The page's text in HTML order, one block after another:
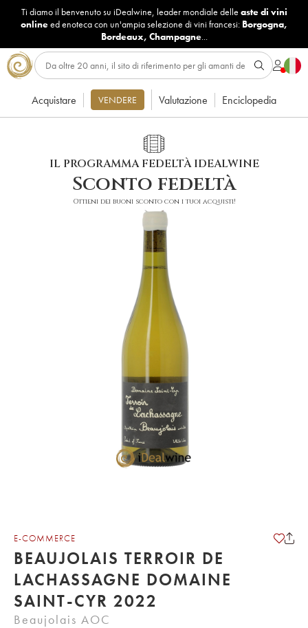
Ti diamo il benvenuto su iDealwine, leader mondiale delle aste di vini
onlineed enoteca con un'ampia selezione di vini francesi: Borgogna,
Bordeaux, Champagne...
Acquistare VENDERE Valutazione Enciclopedia
IL PROGRAMMA FEDELTÀ IDEALWINE
Sconto fedeltà
Ottieni dei buoni sconto con i tuoi acquisti!
E-COMMERCE
BEAUJOLAIS TERROIR DE
LACHASSAGNE DOMAINE
SAINT-CYR 2022
Beaujolais AOC